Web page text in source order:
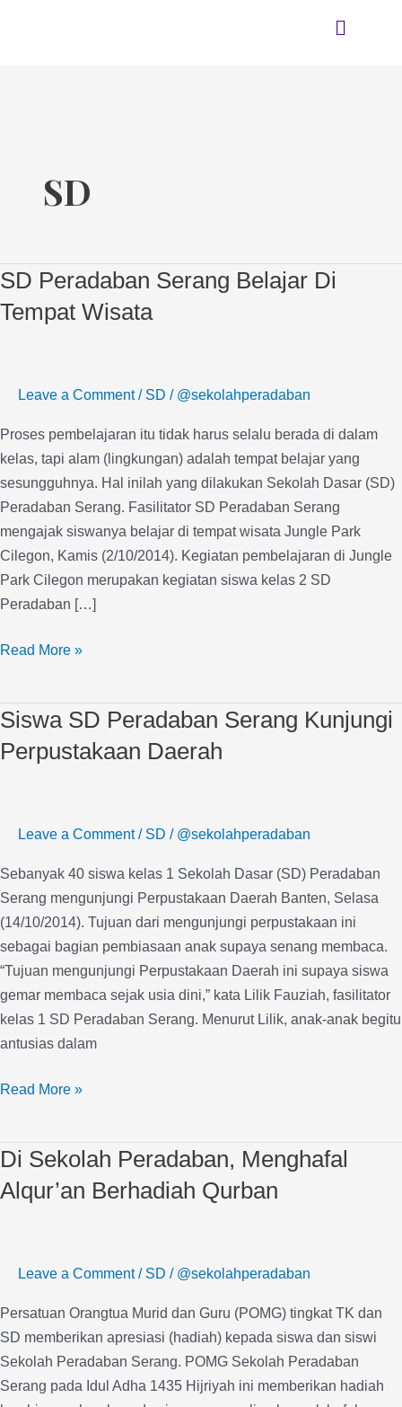
Menu
SD
SD Peradaban Serang Belajar Di
Tempat Wisata
Leave a Comment / SD / @sekolahperadaban
Proses pembelajaran itu tidak harus selalu berada di dalam
kelas, tapi alam (lingkungan) adalah tempat belajar yang
sesungguhnya. Hal inilah yang dilakukan Sekolah Dasar (SD)
Peradaban Serang. Fasilitator SD Peradaban Serang
mengajak siswanya belajar di tempat wisata Jungle Park
Cilegon, Kamis (2/10/2014). Kegiatan pembelajaran di Jungle
Park Cilegon merupakan kegiatan siswa kelas 2 SD
Peradaban […]
SD
Serang
Tempat
Read More »
Siswa SD Peradaban Serang Kunjungi
Perpustakaan Daerah
Leave a Comment / SD / @sekolahperadaban
Sebanyak 40 siswa kelas 1 Sekolah Dasar (SD) Peradaban
Serang mengunjungi Perpustakaan Daerah Banten, Selasa
(14/10/2014). Tujuan dari mengunjungi perpustakaan ini
sebagai bagian pembiasaan anak supaya senang membaca.
“Tujuan mengunjungi Perpustakaan Daerah ini supaya siswa
gemar membaca sejak usia dini,” kata Lilik Fauziah, fasilitator
kelas 1 SD Peradaban Serang. Menurut Lilik, anak-anak begitu
antusias dalam
Siswa
Peradaban
Perpustakaan
Read More »
Di Sekolah Peradaban, Menghafal
Alqur’an Berhadiah Qurban
Leave a Comment / SD / @sekolahperadaban
Persatuan Orangtua Murid dan Guru (POMG) tingkat TK dan
SD memberikan apresiasi (hadiah) kepada siswa dan siswi
Sekolah Peradaban Serang. POMG Sekolah Peradaban
Serang pada Idul Adha 1435 Hijriyah ini memberikan hadiah
Di
Sekolah
Peradaban,
Berhadiah